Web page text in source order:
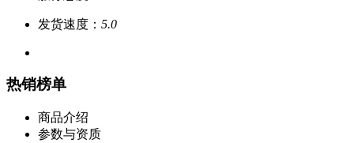
发货速度： 5.0
热销榜单
商品介绍
参数与资质